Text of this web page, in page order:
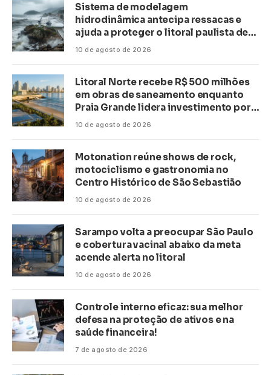
Sistema de modelagem
hidrodinâmica antecipa ressacas e
ajuda a proteger o litoral paulista de
inundações
10 de agosto de 2026
Litoral Norte recebe R$ 500 milhões
em obras de saneamento enquanto
Praia Grande lidera investimento por
habitante no país
10 de agosto de 2026
Motonation reúne shows de rock,
motociclismo e gastronomia no
Centro Histórico de São Sebastião
10 de agosto de 2026
Sarampo volta a preocupar São Paulo
e cobertura vacinal abaixo da meta
acende alerta no litoral
10 de agosto de 2026
Controle interno eficaz: sua melhor
defesa na proteção de ativos e na
saúde financeira!
7 de agosto de 2026